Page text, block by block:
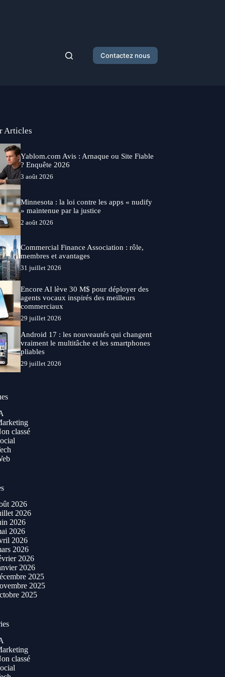
Contactez nous
Articles
Yablom.com Avis : Arnaque ou Site Fiable
? Enquête 2026
3 août 2026
Minnesota : la loi contre les apps « nudify
» maintenue par la justice
2 août 2026
Commercial Finance Association : rôle,
membres et avantages
31 juillet 2026
Encore AI lève 30 M$ pour déployer des
agents vocaux inspirés des meilleurs
commerciaux
29 juillet 2026
Android 17 : les nouveautés qui changent
vraiment le multitâche et les smartphones
pliables
29 juillet 2026
classé
2026
2026
2026
2026
2026
2026
2026
2026
2025
2025
2025
classé